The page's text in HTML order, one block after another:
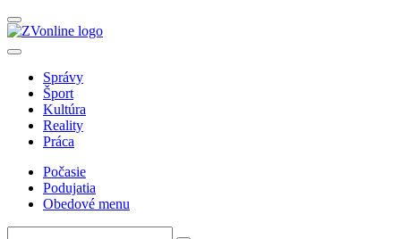
Správy
Šport
Kultúra
Reality
Práca
Počasie
Podujatia
Obedové menu